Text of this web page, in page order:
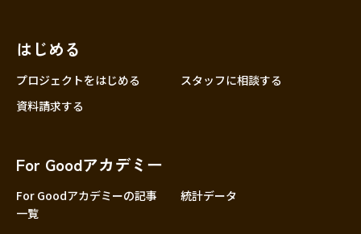
はじめる
プロジェクトをはじめる
スタッフに相談する
資料請求する
For Goodアカデミー
For Goodアカデミーの記事
一覧
統計データ